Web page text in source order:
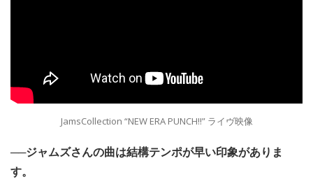
JamsCollection “NEW ERA PUNCH!!” ライヴ映像
──ジャムズさんの曲は結構テンポが早い印象がありま
す。